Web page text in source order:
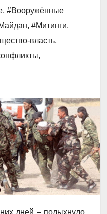
, #Вооружённые
, #Митинги,
власть,
,